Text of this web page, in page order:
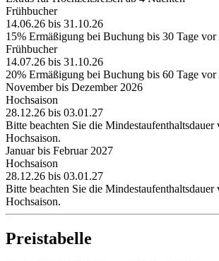
Frühbucher
14.06.26 bis 31.10.26
15% Ermäßigung bei Buchung bis 30 Tage vor
Frühbucher
14.07.26 bis 31.10.26
20% Ermäßigung bei Buchung bis 60 Tage vor
November bis Dezember 2026
Hochsaison
28.12.26 bis 03.01.27
Bitte beachten Sie die
Hochsaison.
Januar bis Februar 2027
Hochsaison
28.12.26 bis 03.01.27
Bitte beachten Sie die
Hochsaison.
Preistabelle